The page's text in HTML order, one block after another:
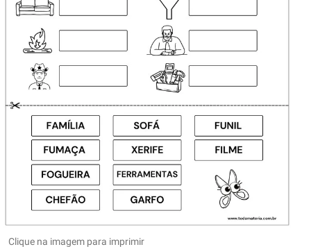
Clique na imagem para imprimir